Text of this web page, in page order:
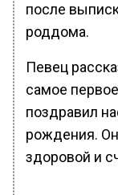
после
роддома.
Певец
самое
поздравил
рождения.
здоровой и